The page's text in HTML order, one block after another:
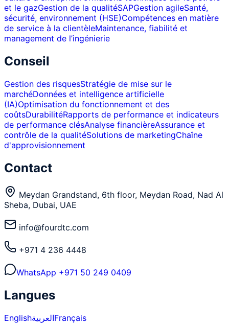
et le gazGestion de la qualitéSAPGestion agileSanté,
sécurité, environnement (HSE)Compétences en matière
de service à la clientèleMaintenance, fiabilité et
management de l’ingénierie
Conseil
Gestion des risquesStratégie de mise sur le
marchéDonnées et intelligence artificielle
(IA)Optimisation du fonctionnement et des
coûtsDurabilitéRapports de performance et indicateurs
de performance clésAnalyse financièreAssurance et
contrôle de la qualitéSolutions de marketingChaîne
d'approvisionnement
Contact
Meydan Grandstand, 6th floor, Meydan Road, Nad Al
Sheba, Dubai, UAE
info@fourdtc.com
+971 4 236 4448
WhatsApp +971 50 249 0409
Langues
EnglishالعربيةFrançais